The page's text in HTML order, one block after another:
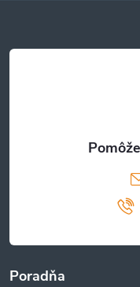
t
Poradňa